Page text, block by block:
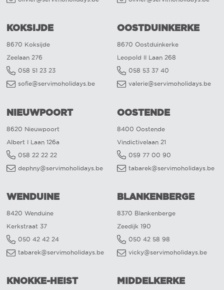
KOKSIJDE
8670 Koksijde
Zeelaan 276
058 51 23 23
sofie@servimoholidays.be
OOSTDUINKERKE
8670 Oostduinkerke
Leopold II Laan 268
058 53 37 40
valerie@servimoholidays.be
NIEUWPOORT
8620 Nieuwpoort
Albert I Laan 126a
058 22 22 22
dephny@servimoholidays.be
OOSTENDE
8400 Oostende
Vindictivelaan 21
059 77 00 90
tabarek@servimoholidays.be
WENDUINE
8420 Wenduine
Kerkstraat 37
050 42 42 24
tabarek@servimoholidays.be
BLANKENBERGE
8370 Blankenberge
Zeedijk 190
050 42 58 98
vicky@servimoholidays.be
KNOKKE-HEIST MIDDELKERKE